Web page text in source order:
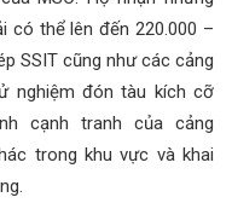
có thể lên đến 220.000 –
SSIT cũng như các cảng
nghiệm đón tàu kích cỡ
cạnh tranh của cảng
trong khu vực và khai